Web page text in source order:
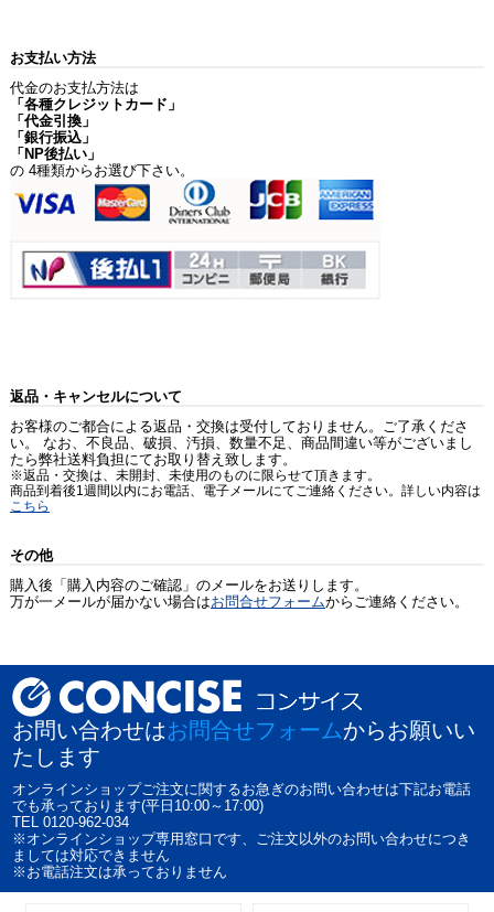
お支払い方法
代金のお支払方法は
「各種クレジットカード」
「代金引換」
「銀行振込」
「NP後払い」
の 4種類からお選び下さい。
返品・キャンセルについて
お客様のご都合による返品・交換は受付しておりません。ご了承くださ
い。 なお、不良品、破損、汚損、数量不足、商品間違い等がございまし
たら弊社送料負担にてお取り替え致します。
※返品・交換は、未開封、未使用のものに限らせて頂きます。
商品到着後1週間以内にお電話、電子メールにてご連絡ください。詳しい内容は
こちら
その他
購入後「購入内容のご確認」のメールをお送りします。
万が一メールが届かない場合はお問合せフォームからご連絡ください。
お問い合わせはお問合せフォームからお願いい
たします
オンラインショップご注文に関するお急ぎのお問い合わせは下記お電話
でも承っております(平日10:00～17:00)
TEL 0120-962-034
※オンラインショップ専用窓口です、ご注文以外のお問い合わせにつき
ましては対応できません
※お電話注文は承っておりません